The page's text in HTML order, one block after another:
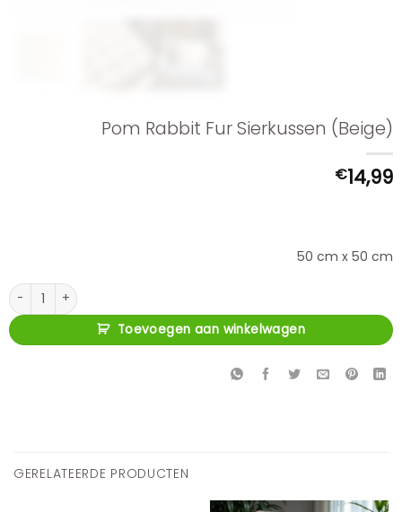
Pom Rabbit Fur Sierkussen (Beige)
€14,99
50 cm x 50 cm
Pom Rabbit Fur Sierkussen (Beige) aantal
Toevoegen aan winkelwagen
GERELATEERDE PRODUCTEN